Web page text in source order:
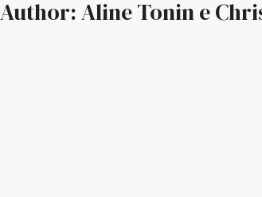
Author:Aline Tonin e